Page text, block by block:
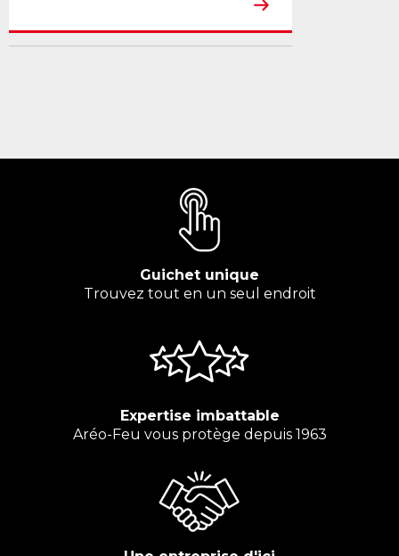
Guichet unique
Trouvez tout en un seul endroit
Expertise imbattable
Aréo-Feu vous protège depuis 1963